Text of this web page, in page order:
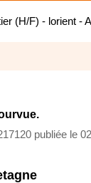
(H/F) - lorient -
publiée le